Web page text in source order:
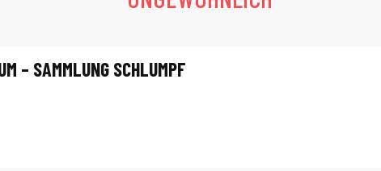
– SAMMLUNG SCHLUMPF